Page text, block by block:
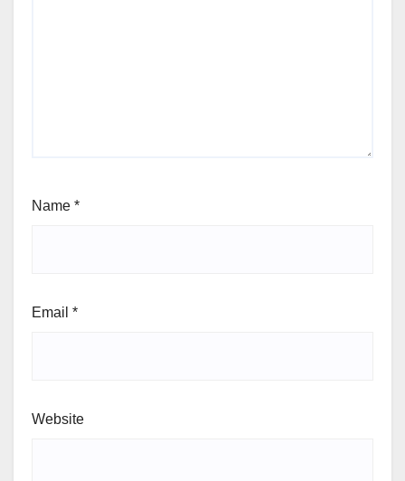
Name *
Email *
Website